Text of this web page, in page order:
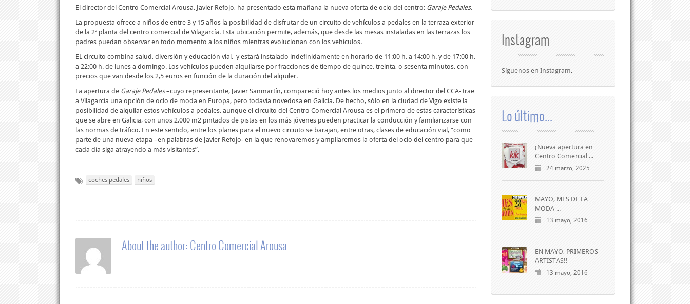
El director del Centro Comercial Arousa, Javier Refojo, ha presentado esta mañana la nueva oferta de ocio del centro: Garaje Pedales.
La propuesta ofrece a niños de entre 3 y 15 años la posibilidad de disfrutar de un circuito de vehículos a pedales en la terraza exterior
de la 2ª planta del centro comercial de Vilagarcía. Esta ubicación permite, además, que desde las mesas instaladas en las terrazas los
padres puedan observar en todo momento a los niños mientras evolucionan con los vehículos.
EL circuito combina salud, diversión y educación vial, y estará instalado indefinidamente en horario de 11:00 h. a 14:00 h. y de 17:00 h.
a 22:00 h. de lunes a domingo. Los vehículos pueden alquilarse por fracciones de tiempo de quince, treinta, o sesenta minutos, con
precios que van desde los 2,5 euros en función de la duración del alquiler.
La apertura de Garaje Pedales–cuyo representante, Javier Sanmartín, compareció hoy antes los medios junto al director del CCA- trae
a Vilagarcía una opción de ocio de moda en Europa, pero todavía novedosa en Galicia. De hecho, sólo en la ciudad de Vigo existe la
posibilidad de alquilar estos vehículos a pedales, aunque el circuito del Centro Comercial Arousa es el primero de estas características
que se abre en Galicia, con unos 2.000 m2 pintados de pistas en los más jóvenes pueden practicar la conducción y familiarizarse con
las normas de tráfico. En este sentido, entre los planes para el nuevo circuito se barajan, entre otras, clases de educación vial, “como
parte de una nueva etapa –en palabras de Javier Refojo- en la que renovaremos y ampliaremos la oferta del ocio del centro para que
cada día siga atrayendo a más visitantes”.
coches pedales niños
About the author: Centro Comercial Arousa
Instagram
Síguenos en Instagram.
Lo último...
¡Nueva apertura en
Centro Comercial ...
24 marzo, 2025
MAYO, MES DE LA
MODA ...
13 mayo, 2016
EN MAYO, PRIMEROS
ARTISTAS!!
13 mayo, 2016